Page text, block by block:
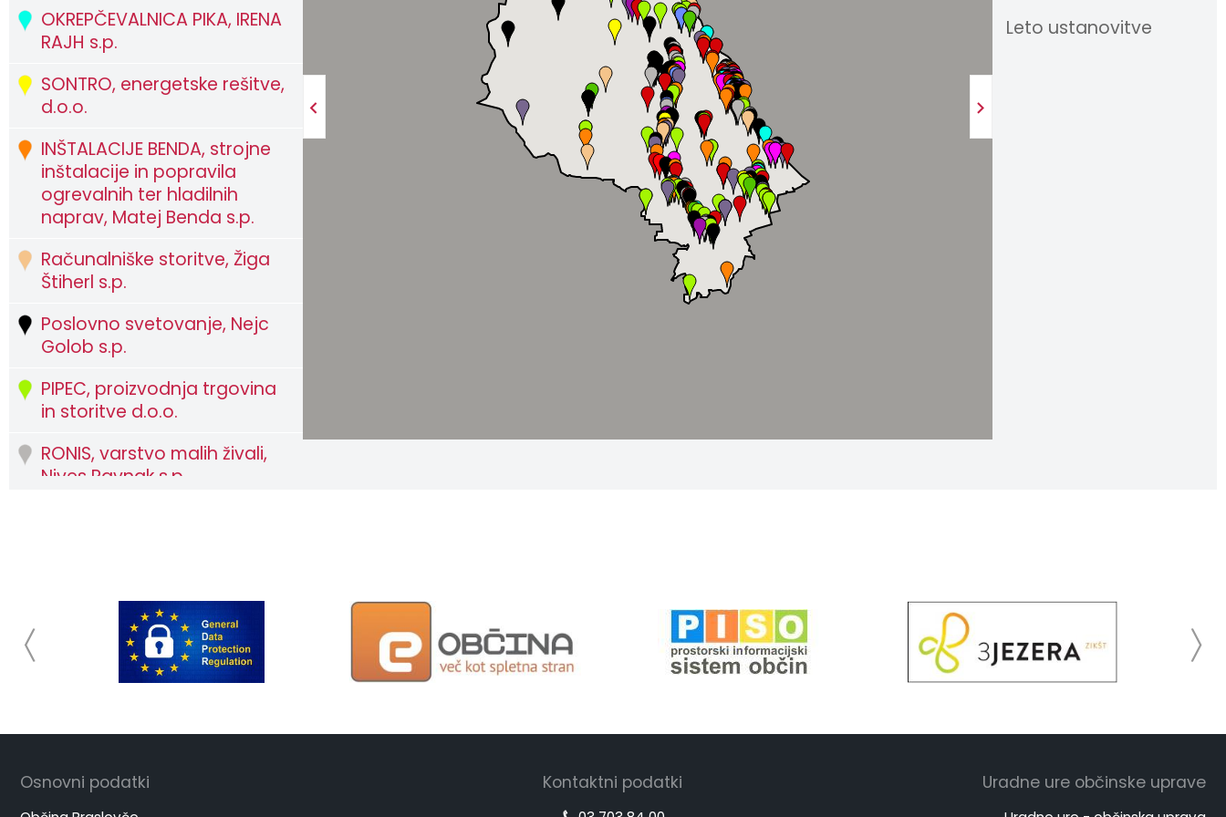
OKREPČEVALNICA PIKA, IRENA
RAJH s.p.
SONTRO, energetske rešitve,
d.o.o.
INŠTALACIJE BENDA, strojne
inštalacije in popravila
ogrevalnih ter hladilnih
naprav, Matej Benda s.p.
Računalniške storitve, Žiga
Štiherl s.p.
Poslovno svetovanje, Nejc
Golob s.p.
PIPEC, proizvodnja trgovina
in storitve d.o.o.
RONIS, varstvo malih živali,
Nives Ravnak s.p.
Benjamin Cajner s.p.
MALES-PEL, proizvodnja
peletov, briketov, sekancev
Ilešič s.p.
Leto ustanovitve
Osnovni podatki Kontaktni podatki Uradne ure občinske uprave
Zaščita in reševanje
Proračun občine
Prostorski akti občine
Strateški dokumenti
Občinsko glasilo
Uradne objave
Lokalne volitve
Varuhov kotiček
Ekomuzej hmeljarstva in pivovarstva
Dežela celjska
Slovo naših občanov
Objave Savinjska TV